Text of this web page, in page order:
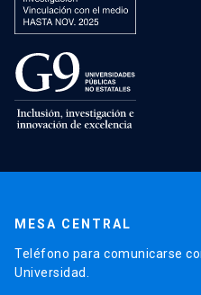
MESA CENTRAL
Teléfono para comunicarse
Universidad.